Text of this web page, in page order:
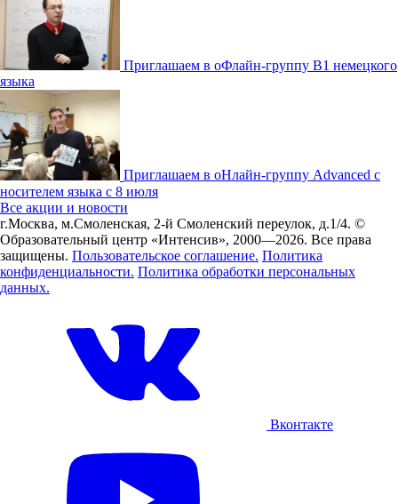
Приглашаем в оФлайн-группу В1 немецкого
языка
Приглашаем в оНлайн-группу Advanced с
носителем языка с 8 июля
Все акции и новости
г.Москва, м.Смоленская, 2-й Смоленский переулок, д.1/4. ©
Образовательный центр «Интенсив», 2000—2026. Все права
защищены. Пользовательское соглашение. Политика
конфиденциальности. Политика обработки персональных
данных.
Вконтакте